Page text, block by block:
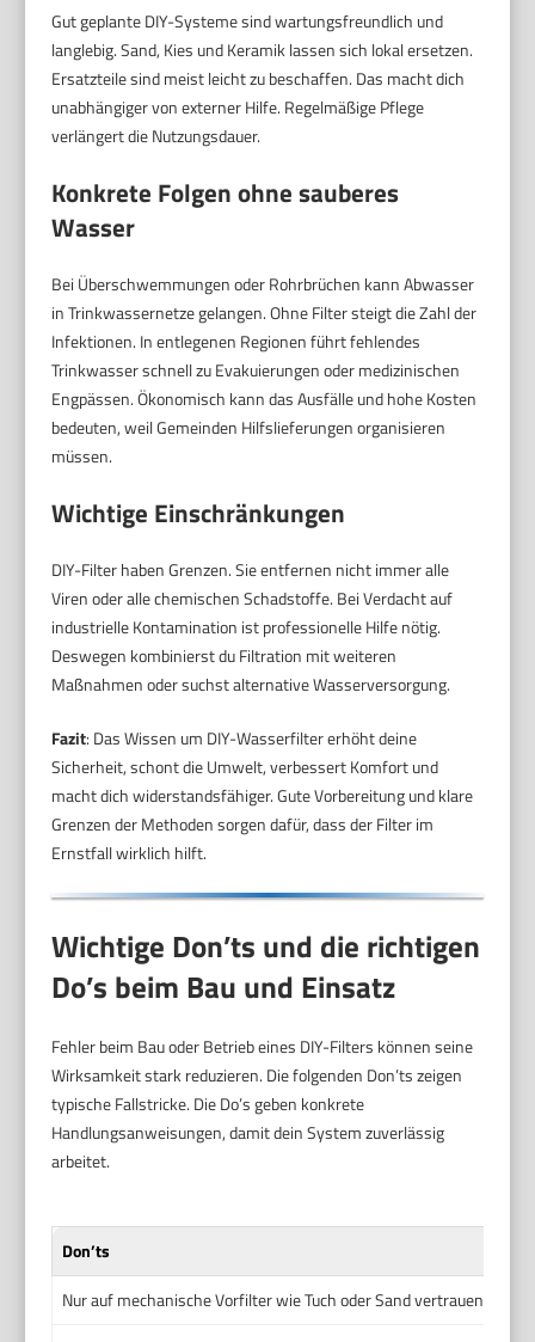
Gut geplante DIY-Systeme sind wartungsfreundlich und
langlebig. Sand, Kies und Keramik lassen sich lokal ersetzen.
Ersatzteile sind meist leicht zu beschaffen. Das macht dich
unabhängiger von externer Hilfe. Regelmäßige Pflege
verlängert die Nutzungsdauer.
Konkrete Folgen ohne sauberes
Wasser
Bei Überschwemmungen oder Rohrbrüchen kann Abwasser
in Trinkwassernetze gelangen. Ohne Filter steigt die Zahl der
Infektionen. In entlegenen Regionen führt fehlendes
Trinkwasser schnell zu Evakuierungen oder medizinischen
Engpässen. Ökonomisch kann das Ausfälle und hohe Kosten
bedeuten, weil Gemeinden Hilfslieferungen organisieren
müssen.
Wichtige Einschränkungen
DIY-Filter haben Grenzen. Sie entfernen nicht immer alle
Viren oder alle chemischen Schadstoffe. Bei Verdacht auf
industrielle Kontamination ist professionelle Hilfe nötig.
Deswegen kombinierst du Filtration mit weiteren
Maßnahmen oder suchst alternative Wasserversorgung.
Fazit: Das Wissen um DIY-Wasserfilter erhöht deine
Sicherheit, schont die Umwelt, verbessert Komfort und
macht dich widerstandsfähiger. Gute Vorbereitung und klare
Grenzen der Methoden sorgen dafür, dass der Filter im
Ernstfall wirklich hilft.
Wichtige Don’ts und die richtigen
Do’s beim Bau und Einsatz
Fehler beim Bau oder Betrieb eines DIY-Filters können seine
Wirksamkeit stark reduzieren. Die folgenden Don’ts zeigen
typische Fallstricke. Die Do’s geben konkrete
Handlungsanweisungen, damit dein System zuverlässig
arbeitet.
Don’ts
Nur auf mechanische Vorfilter wie Tuch oder Sand vertrauen und